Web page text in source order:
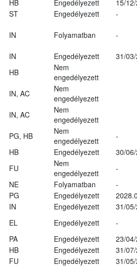
HB Engedélyezett
15/
ST Engedélyezett
-
IN Folyamatban -
IN Engedélyezett
31/
HB
Nem
engedélyezett
IN, AC
Nem
engedélyezett
IN, AC
Nem
engedélyezett
PG, HB
Nem
engedélyezett
-
HB Engedélyezett
30/
FU
Nem
engedélyezett
-
NE Folyamatban
-
PG Engedélyezett
IN Engedélyezett
31/
EL Engedélyezett
-
PA Engedélyezett
23/
HB Engedélyezett
31/
FU Engedélyezett
31/